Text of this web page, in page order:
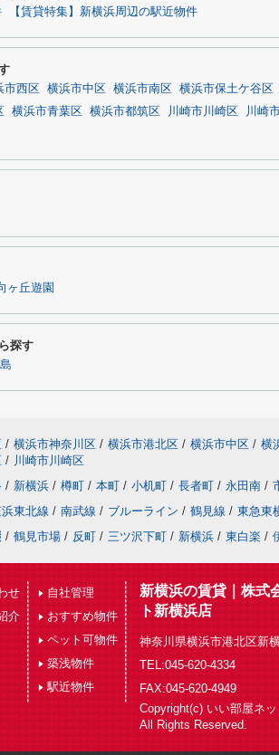
【賃貸特集】新横浜周辺の駅近物件
市西区 横浜市中区 横浜市南区 横浜市保土ケ谷区
横浜市青葉区 横浜市都筑区 川崎市川崎区 川崎
ヶ丘遊園
探す
/ 横浜市神奈川区 / 横浜市港北区 / 横浜市中区 / 横
/ 川崎市川崎区
/ 新横浜 / 樽町 / 本町 / 小机町 / 長者町 / 永田南 /
東北線 / 南武線 / ブルーライン / 鶴見線 / 東急東
/ 鶴見市場 / 反町 / 三ツ沢下町 / 新横浜 / 東白楽 /
せ
介
自社管理
おすすめ物件
ペット可物件
築浅物件
駅近物件
新横浜の賃貸｜株
ト新横浜店
神奈川県横浜市港北区新
TEL:045-620-4334
FAX:045-620-4949
Copyright(c) いい部屋ネ
All Rights Reserved.